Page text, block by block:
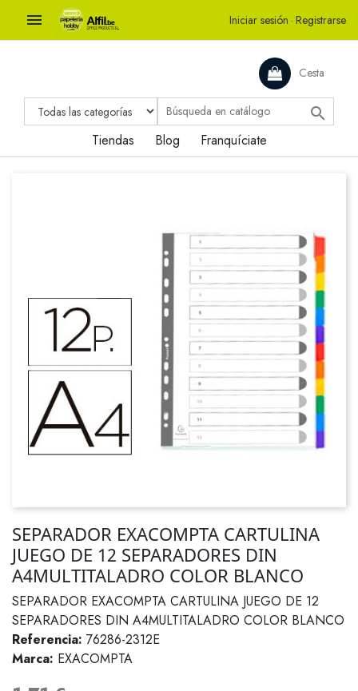
 Iniciar sesión · Registrarse
Cesta

Tiendas Blog Franquíciate
SEPARADOR EXACOMPTA CARTULINA
JUEGO DE 12 SEPARADORES DIN
A4MULTITALADRO COLOR BLANCO
SEPARADOR EXACOMPTA CARTULINA JUEGO DE 12
SEPARADORES DIN A4MULTITALADRO COLOR BLANCO
Referencia: 76286-2312E
Marca: EXACOMPTA